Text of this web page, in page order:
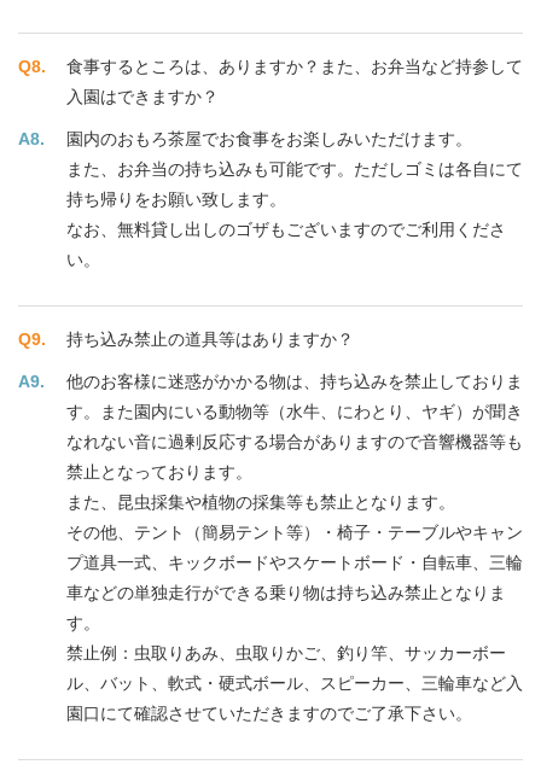
食事するところは、ありますか？また、お弁当など持参して
入園はできますか？
園内のおもろ茶屋でお食事をお楽しみいただけます。
また、お弁当の持ち込みも可能です。ただしゴミは各自にて
持ち帰りをお願い致します。
なお、無料貸し出しのゴザもございますのでご利用くださ
い。
持ち込み禁止の道具等はありますか？
他のお客様に迷惑がかかる物は、持ち込みを禁止しておりま
す。また園内にいる動物等（水牛、にわとり、ヤギ）が聞き
なれない音に過剰反応する場合がありますので音響機器等も
禁止となっております。
また、昆虫採集や植物の採集等も禁止となります。
その他、テント（簡易テント等）・椅子・テーブルやキャン
プ道具一式、キックボードやスケートボード・自転車、三輪
車などの単独走行ができる乗り物は持ち込み禁止となりま
す。
禁止例：虫取りあみ、虫取りかご、釣り竿、サッカーボー
ル、バット、軟式・硬式ボール、スピーカー、三輪車など入
園口にて確認させていただきますのでご了承下さい。